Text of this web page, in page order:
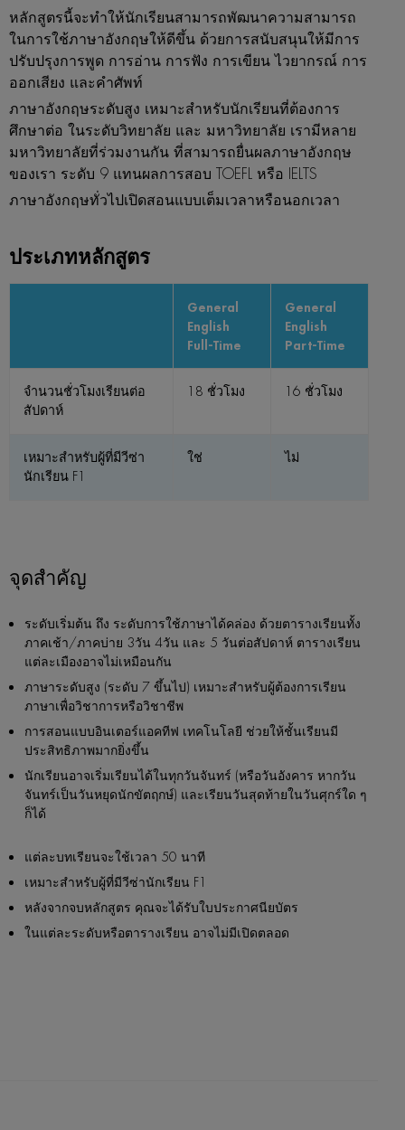
หลักสูตรนี้จะทำให้นักเรียนสามารถพัฒนาความสามารถ
ในการใช้ภาษาอังกฤษให้ดีขึ้น ด้วยการสนับสนุนให้มีการ
ปรับปรุงการพูด การอ่าน การฟัง การเขียน ไวยากรณ์ การ
ออกเสียง และคำศัพท์
ภาษาอังกฤษระดับสูง เหมาะสำหรับนักเรียนที่ต้องการ
ศึกษาต่อ ในระดับวิทยาลัย และ มหาวิทยาลัย เรามีหลาย
มหาวิทยาลัยที่ร่วมงานกัน ที่สามารถยื่นผลภาษาอังกฤษ
ของเรา ระดับ 9 แทนผลการสอบ TOEFL หรือ IELTS
ภาษาอังกฤษทั่วไปเปิดสอนแบบเต็มเวลาหรือนอกเวลา
ประเภทหลักสูตร
General
English
Full-Time
General
English
Part-Time
จำนวนชั่วโมงเรียนต่อ
สัปดาห์
18 ชั่วโมง 16 ชั่วโมง
เหมาะสำหรับผู้ที่มีวีซ่า
นักเรียน F1
ใช่ ไม่
จุดสำคัญ
ระดับเริ่มต้น ถึง ระดับการใช้ภาษาได้คล่อง ด้วยตารางเรียนทั้ง
ภาคเช้า/ภาคบ่าย 3วัน 4วัน และ 5 วันต่อสัปดาห์ ตารางเรียน
แต่ละเมืองอาจไม่เหมือนกัน
ภาษาระดับสูง (ระดับ 7 ขึ้นไป) เหมาะสำหรับผู้ต้องการเรียน
ภาษาเพื่อวิชาการหรือวิชาชีพ
การสอนแบบอินเตอร์แอคทีฟ เทคโนโลยี ช่วยให้ชั้นเรียนมี
ประสิทธิภาพมากยิ่งขึ้น
นักเรียนอาจเริ่มเรียนได้ในทุกวันจันทร์ (หรือวันอังคาร หากวัน
จันทร์เป็นวันหยุดนักขัตฤกษ์) และเรียนวันสุดท้ายในวันศุกร์ใด ๆ
ก็ได้
แต่ละบทเรียนจะใช้เวลา 50 นาที
เหมาะสำหรับผู้ที่มีวีซ่านักเรียน F1
หลังจากจบหลักสูตร คุณจะได้รับใบประกาศนียบัตร
ในแต่ละระดับหรือตารางเรียน อาจไม่มีเปิดตลอด